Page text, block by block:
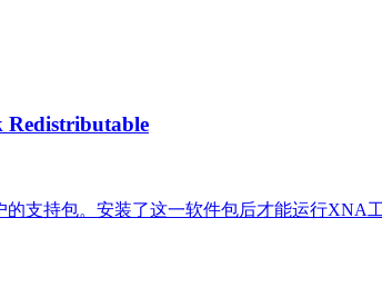
Redistributable
支持包。安装了这一软件包后才能运行XNA